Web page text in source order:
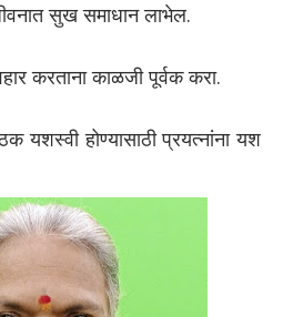
सुख समाधान लाभेल.
करताना काळजी पूर्वक करा.
यशस्वी होण्यासाठी प्रयत्नांना यश